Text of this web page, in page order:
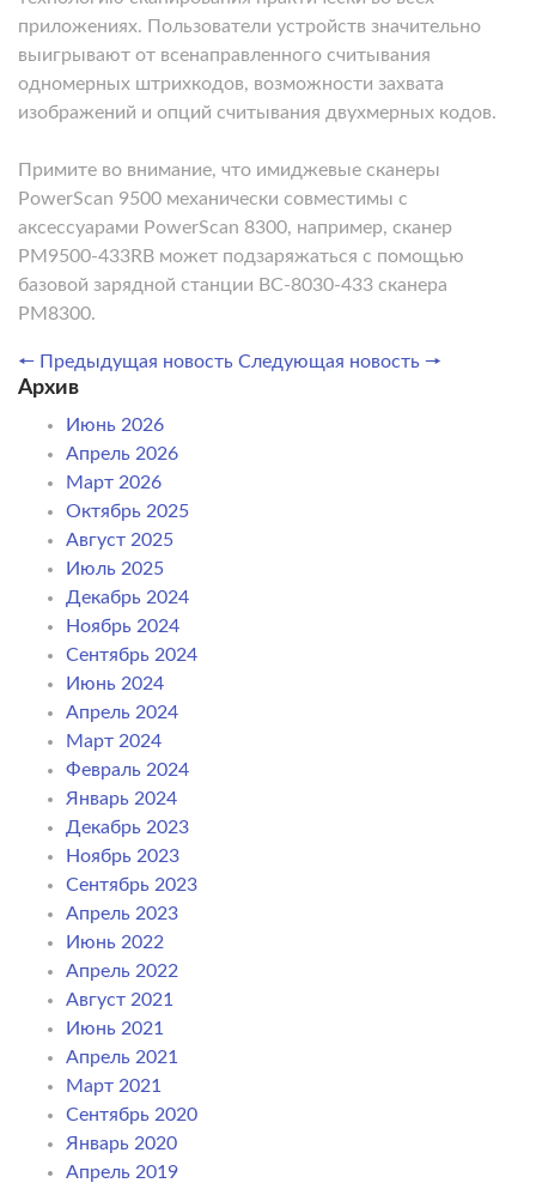
приложениях. Пользователи устройств значительно
выигрывают от всенаправленного считывания
одномерных штрихкодов, возможности захвата
изображений и опций считывания двухмерных кодов.
Примите во внимание, что имиджевые сканеры
PowerScan 9500 механически совместимы с
аксессуарами PowerScan 8300, например, сканер
PM9500-433RB может подзаряжаться с помощью
базовой зарядной станции BC-8030-433 сканера
PM8300.
🠔 Предыдущая новость Следующая новость 🠖
Архив
Июнь 2026
Апрель 2026
Март 2026
Октябрь 2025
Август 2025
Июль 2025
Декабрь 2024
Ноябрь 2024
Сентябрь 2024
Июнь 2024
Апрель 2024
Март 2024
Февраль 2024
Январь 2024
Декабрь 2023
Ноябрь 2023
Сентябрь 2023
Апрель 2023
Июнь 2022
Апрель 2022
Август 2021
Июнь 2021
Апрель 2021
Март 2021
Сентябрь 2020
Январь 2020
Апрель 2019